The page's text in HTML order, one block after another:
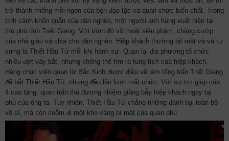
trở thành miếng mồi ngon của bọn đạo tặc và quan chức biến chất. Trong
tình cảnh khốn quẫn của dân nghèo, một người anh hùng xuất hiện tại
thủ phủ tỉnh Triết Giang. Với trình độ võ thuật siêu phàm, chàng cướp
của nhà giàu và chia cho dân nghèo. Hiệp khách thường bịt mặt và và tự
xưng là Thiết Hầu Tử mỗi khi hành sự. Quan lại địa phương tổ chức
nhiều đợt vây bắt, nhưng không thể tìm ra tung tích của hiệp khách.
Hàng chục viên quan từ Bắc Kinh được điều về làm tổng trấn Triết Giang
để bắt Thiết Hầu Tử, nhưng đều lần lượt mất chức. Với sự trợ giúp của
4 cao tăng, quan trấn thủ đương nhiệm giăng bẫy hiệp khách ngay tại
phủ của ông ta. Tuy nhiên, Thiết Hầu Tử chẳng những đánh bại toàn bộ
võ sĩ, mà còn cuỗm đi một kho vàng bí mật của quan phủ